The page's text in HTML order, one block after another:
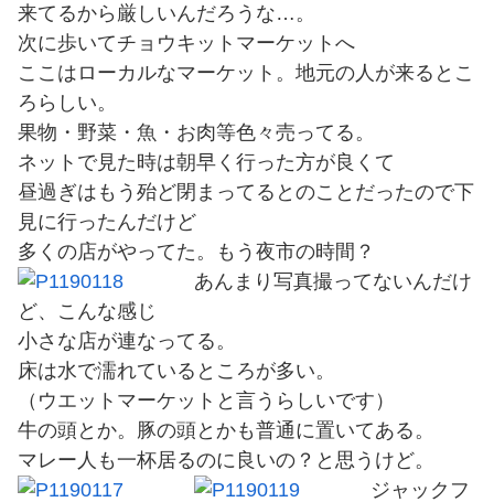
来てるから厳しいんだろうな…。
次に歩いてチョウキットマーケットへ
ここはローカルなマーケット。地元の人が来るとこ
ろらしい。
果物・野菜・魚・お肉等色々売ってる。
ネットで見た時は朝早く行った方が良くて
昼過ぎはもう殆ど閉まってるとのことだったので下
見に行ったんだけど
多くの店がやってた。もう夜市の時間？
あんまり写真撮ってないんだけ
ど、こんな感じ
小さな店が連なってる。
床は水で濡れているところが多い。
（ウエットマーケットと言うらしいです）
牛の頭とか。豚の頭とかも普通に置いてある。
マレー人も一杯居るのに良いの？と思うけど。
ジャックフ